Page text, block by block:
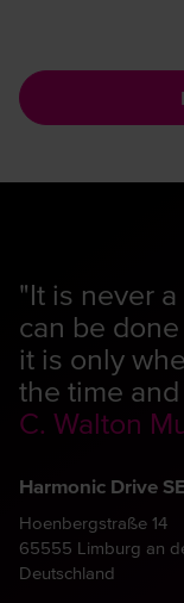
"It is never
can be
it is only
the time
C. Walton
Harmonic Drive SE
Hoenbergstraße 14
65555 Limburg an
Deutschland